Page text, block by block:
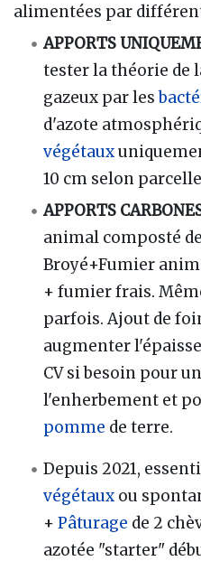
alimentées par
APPORTS
tester la théorie de
gazeux par les
d'azote
végétaux
10 cm selon
APPORTS
animal composté
Broyé+Fumier
+ fumier frais.
parfois. Ajout de
augmenter
CV si besoin pour
l'enherbement et
pomme de terre.
Depuis 2021,
végétaux ou
+Pâturage de 2
azotée "starter"